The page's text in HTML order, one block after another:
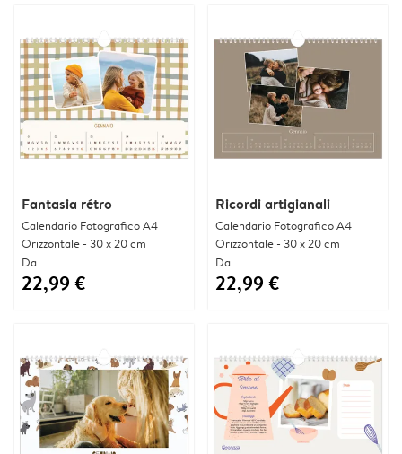
Fantasia rétro
Calendario Fotografico A4
Orizzontale - 30 x 20 cm
Da
22,99 €
Ricordi artigianali
Calendario Fotografico A4
Orizzontale - 30 x 20 cm
Da
22,99 €